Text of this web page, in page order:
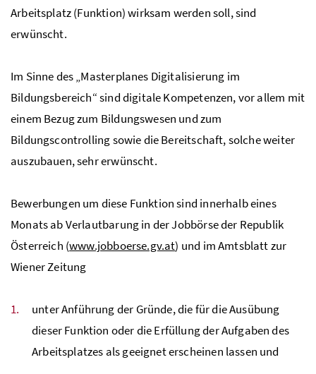
Arbeitsplatz (Funktion) wirksam werden soll, sind
erwünscht.
Im Sinne des „Masterplanes Digitalisierung im
Bildungsbereich“ sind digitale Kompetenzen, vor allem mit
einem Bezug zum Bildungswesen und zum
Bildungscontrolling sowie die Bereitschaft, solche weiter
auszubauen, sehr erwünscht.
Bewerbungen um diese Funktion sind innerhalb eines
Monats ab Verlautbarung in der Jobbörse der Republik
Österreich (www.jobboerse.gv.at) und im Amtsblatt zur
Wiener Zeitung
unter Anführung der Gründe, die für die Ausübung
dieser Funktion oder die Erfüllung der Aufgaben des
Arbeitsplatzes als geeignet erscheinen lassen und